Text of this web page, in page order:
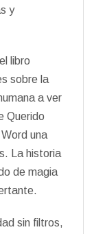
y
libro
sobre la
a ver
Querido
una
La historia
de magia
sin filtros,